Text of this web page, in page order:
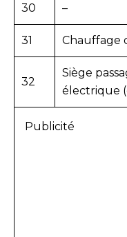
30 –
31 Chauffage
32
Siège
électrique
Publicité